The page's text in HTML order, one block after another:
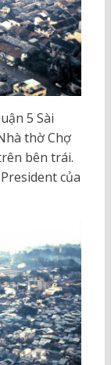
5 Sài
thờ Chợ
bên trái.
của